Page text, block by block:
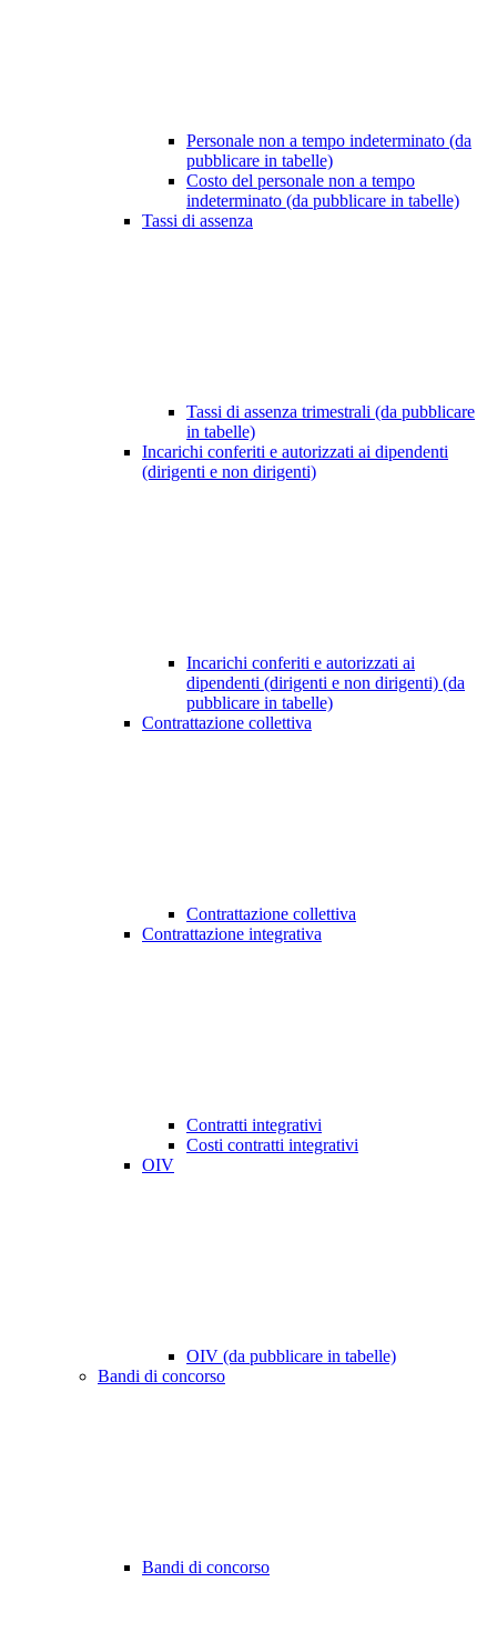
Personale non a tempo indeterminato (da
pubblicare in tabelle)
Costo del personale non a tempo
indeterminato (da pubblicare in tabelle)
Tassi di assenza
Tassi di assenza trimestrali (da pubblicare
in tabelle)
Incarichi conferiti e autorizzati ai dipendenti
(dirigenti e non dirigenti)
Incarichi conferiti e autorizzati ai
dipendenti (dirigenti e non dirigenti) (da
pubblicare in tabelle)
Contrattazione collettiva
Contrattazione collettiva
Contrattazione integrativa
Contratti integrativi
Costi contratti integrativi
OIV
OIV (da pubblicare in tabelle)
Bandi di concorso
Bandi di concorso